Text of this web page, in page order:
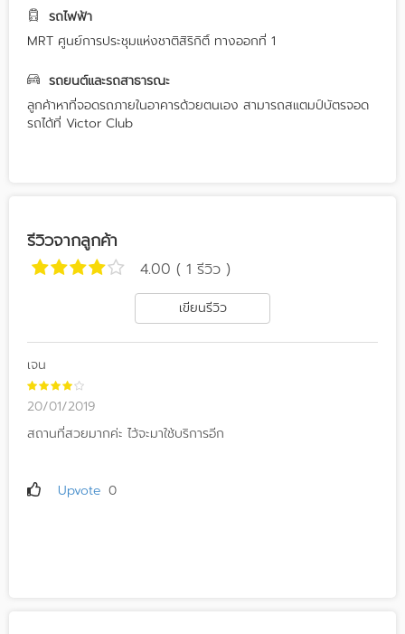
รถไฟฟ้า
MRT ศูนย์การประชุมแห่งชาติสิริกิติ์ ทางออกที่ 1
รถยนต์และรถสาธารณะ
ลูกค้าหาที่จอดรถภายในอาคารด้วยตนเอง สามารถสแตมป์บัตรจอด
รถได้ที่ Victor Club
รีวิวจากลูกค้า
4.00 ( 1 รีวิว )
เขียนรีวิว
เจน
20/01/2019
สถานที่สวยมากค่ะ ไว้จะมาใช้บริการอีก
Upvote 0